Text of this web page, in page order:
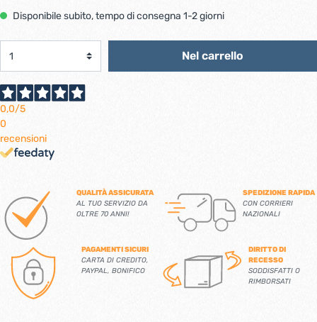
Disponibile subito, tempo di consegna 1-2 giorni
Nel carrello
0,0/5
0
recensioni
QUALITÀ ASSICURATA
AL TUO SERVIZIO DA
OLTRE 70 ANNI!
SPEDIZIONE RAPIDA
CON CORRIERI
NAZIONALI
PAGAMENTI SICURI
CARTA DI CREDITO,
PAYPAL, BONIFICO
DIRITTO DI
RECESSO
SODDISFATTI O
RIMBORSATI